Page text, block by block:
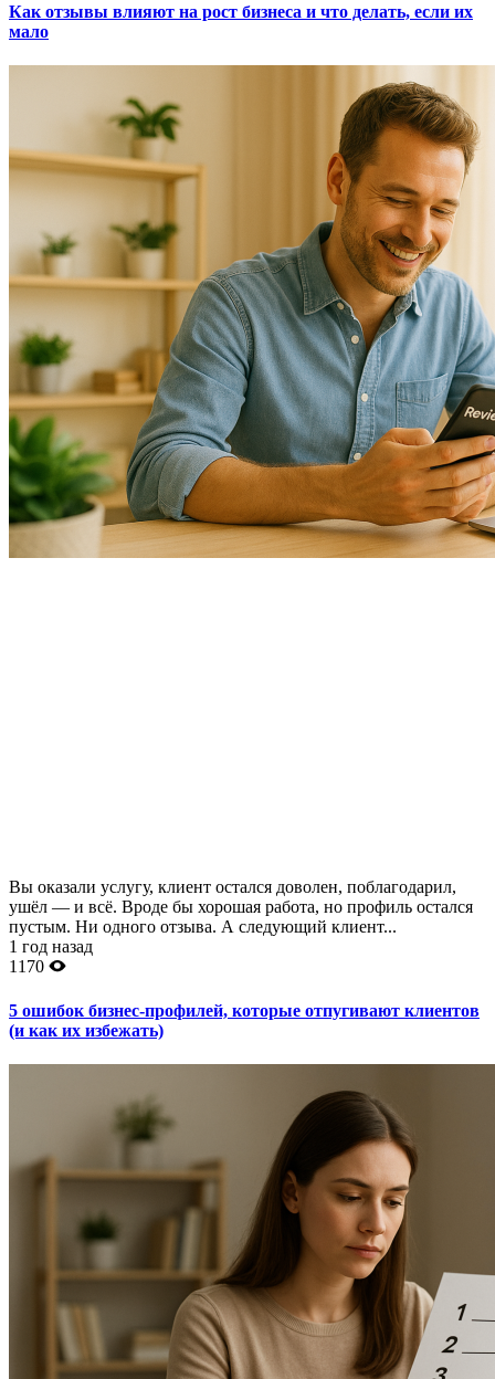
Как отзывы влияют на рост бизнеса и что делать, если их
мало
Вы оказали услугу, клиент остался доволен, поблагодарил,
ушёл — и всё. Вроде бы хорошая работа, но профиль остался
пустым. Ни одного отзыва. А следующий клиент...
1 год назад
1170
5 ошибок бизнес-профилей, которые отпугивают клиентов
(и как их избежать)